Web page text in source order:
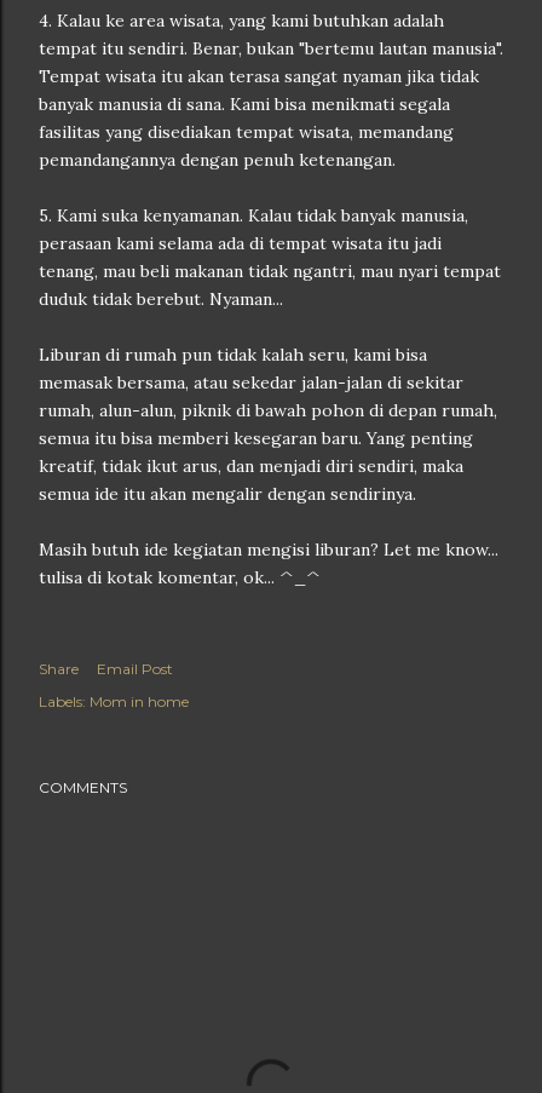
4. Kalau ke area wisata, yang kami butuhkan adalah
tempat itu sendiri. Benar, bukan "bertemu lautan manusia".
Tempat wisata itu akan terasa sangat nyaman jika tidak
banyak manusia di sana. Kami bisa menikmati segala
fasilitas yang disediakan tempat wisata, memandang
pemandangannya dengan penuh ketenangan.
5. Kami suka kenyamanan. Kalau tidak banyak manusia,
perasaan kami selama ada di tempat wisata itu jadi
tenang, mau beli makanan tidak ngantri, mau nyari tempat
duduk tidak berebut. Nyaman...
Liburan di rumah pun tidak kalah seru, kami bisa
memasak bersama, atau sekedar jalan-jalan di sekitar
rumah, alun-alun, piknik di bawah pohon di depan rumah,
semua itu bisa memberi kesegaran baru. Yang penting
kreatif, tidak ikut arus, dan menjadi diri sendiri, maka
semua ide itu akan mengalir dengan sendirinya.
Masih butuh ide kegiatan mengisi liburan? Let me know...
tulisa di kotak komentar, ok... ^_^
Share
Email Post
Labels: Mom in home
COMMENTS